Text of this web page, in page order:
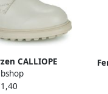
CALLIOPE